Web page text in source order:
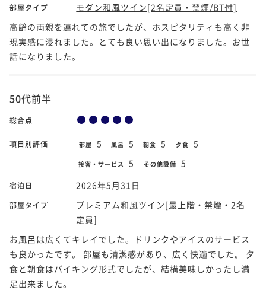
部屋タイプ
モダン和風ツイン[2名定員・禁煙/BT付]
高齢の両親を連れての旅でしたが、ホスピタリティも高く非
現実感に浸れました。とても良い思い出になりました。お世
話になりました。
50代前半
総合点
項目別評価 部屋 5 風呂 5 朝食 5 夕食 5
接客・サービス 5 その他設備 5
宿泊日 2026年5月31日
部屋タイプ
プレミアム和風ツイン[最上階・禁煙・2名
定員]
お風呂は広くてキレイでした。ドリンクやアイスのサービス
も良かったです。 部屋も清潔感があり、広く快適でした。 夕
食と朝食はバイキング形式でしたが、結構美味しかったし満
足出来ました。